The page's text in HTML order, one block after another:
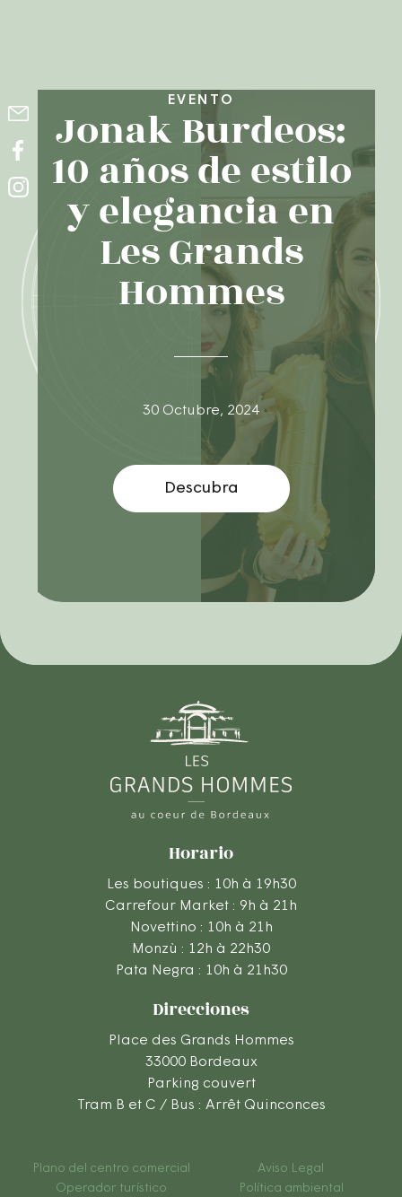
EVENTO
Jonak Burdeos:
10 años de estilo
y elegancia en
Les Grands
Hommes
30 Octubre, 2024
Descubra
Horario
Les boutiques : 10h à 19h30
Carrefour Market : 9h à 21h
Novettino : 10h à 21h
Monzù : 12h à 22h30
Pata Negra : 10h à 21h30
Direcciones
Place des Grands Hommes
33000 Bordeaux
Parking couvert
Tram B et C / Bus : Arrêt Quinconces
Plano del centro comercial
Aviso Legal
Operador turístico
Política ambiental